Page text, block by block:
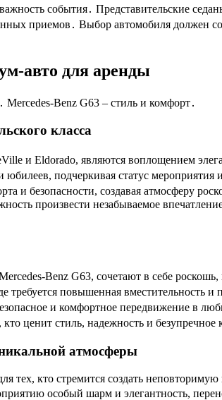
события․ Представительские
приемов․ Выбор автомобиля должен
авто для аренды
Benz G63 – стиль и комфорт․
класса
и Eldorado, являются воплощением
юбилеев, подчеркивая статус мероприятия
и безопасности, создавая атмосферу
произвести незабываемое
Benz G63, сочетают в себе
требуется повышенная вместительность
и комфортное передвижение в
ценит стиль, надежность и безупречное
атмосферы
тех, кто стремится создать
особый шарм и элегантность,